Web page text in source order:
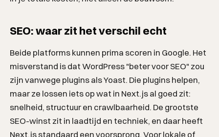
SEO: waar zit het verschil echt
Beide platforms kunnen prima scoren in Google. Het
misverstand is dat WordPress "beter voor SEO" zou
zijn vanwege plugins als Yoast. Die plugins helpen,
maar ze lossen iets op wat in Next.js al goed zit:
snelheid, structuur en crawlbaarheid. De grootste
SEO-winst zit in laadtijd en techniek, en daar heeft
Next.js standaard een voorsprong. Voor lokale of